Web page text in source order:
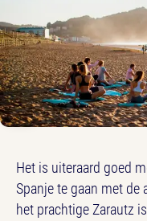
Het is uiteraard goed
Spanje te gaan met de
het prachtige Zarautz